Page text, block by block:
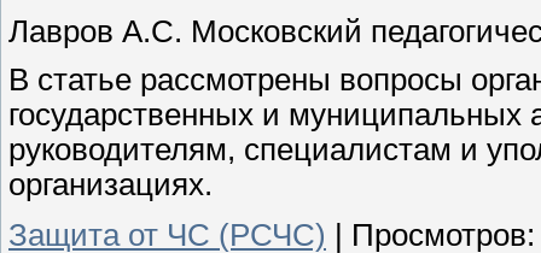
Лавров А.С. Московский
В статье рассмотрены вопросы
государственных и муниципальных
руководителям, специалистам и
организациях.
Защита от ЧС (РСЧС) | Просмотров: